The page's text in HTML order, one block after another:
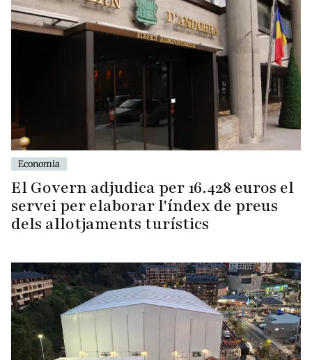
Economia
El Govern adjudica per 16.428 euros el
servei per elaborar l'índex de preus
dels allotjaments turístics